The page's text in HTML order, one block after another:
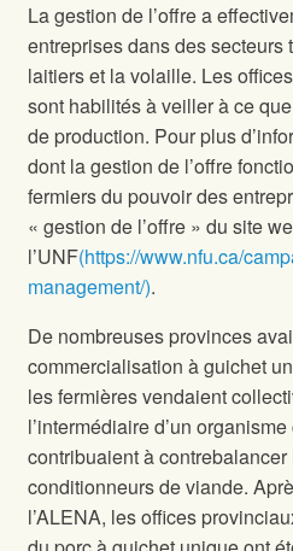
La gestion de l’offre a
entreprises dans des secteurs
laitiers et la volaille. Les
sont habilités à veiller à ce
de production. Pour plus
dont la gestion de l’offre
fermiers du pouvoir des
« gestion de l’offre » du site
l’UNF(https://www.nfu.ca/
management/).
De nombreuses provinces
commercialisation à guichet
les fermières vendaient
l’intermédiaire d’un
contribuaient à
conditionneurs de viande.
l’ALENA, les offices